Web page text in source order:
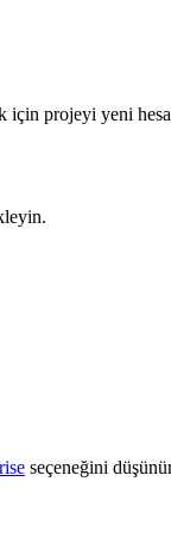
için projeyi yeni
seçeneğini